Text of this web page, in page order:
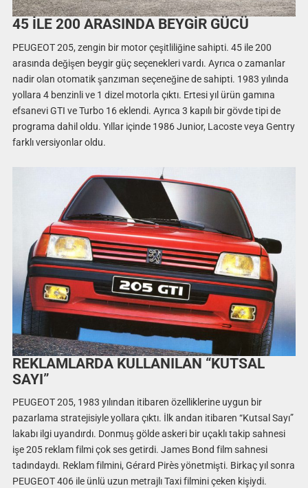
45 İLE 200 ARASINDA BEYGİR GÜCÜ
PEUGEOT 205, zengin bir motor çeşitliliğine sahipti. 45 ile 200
arasında değişen beygir güç seçenekleri vardı. Ayrıca o zamanlar
nadir olan otomatik şanzıman seçeneğine de sahipti. 1983 yılında
yollara 4 benzinli ve 1 dizel motorla çıktı. Ertesi yıl ürün gamına
efsanevi GTI ve Turbo 16 eklendi. Ayrıca 3 kapılı bir gövde tipi de
programa dahil oldu. Yıllar içinde 1986 Junior, Lacoste veya Gentry
farklı versiyonlar oldu.
REKLAMLARDA KULLANILAN “KUTSAL
SAYI”
PEUGEOT 205, 1983 yılından itibaren özelliklerine uygun bir
pazarlama stratejisiyle yollara çıktı. İlk andan itibaren “Kutsal Sayı”
lakabı ilgi uyandırdı. Donmuş gölde askeri bir uçaklı takip sahnesi
işe 205 reklam filmi çok ses getirdi. James Bond film sahnesi
tadındaydı. Reklam filmini, Gérard Pirès yönetmişti. Birkaç yıl sonra
PEUGEOT 406 ile ünlü uzun metrajlı Taxi filmini çeken kişiydi.